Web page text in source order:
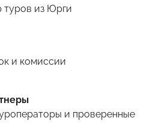
туров из Юрги
и комиссии
и проверенные